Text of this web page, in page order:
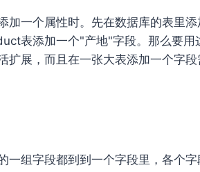
加一个属性时。先在数据库的表里
表添加一个"产地"字段。那么要
扩展，而且在一张大表添加一个字
一组字段都到到一个字段里，各个